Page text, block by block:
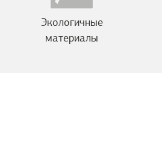
Экологичные
материалы